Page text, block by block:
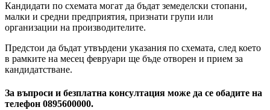
Кандидати по схемата могат да бъдат земеделски стопани,
малки и средни предприятия, признати групи или
организации на производителите.
Предстои да бъдат утвърдени указания по схемата, след което
в рамките на месец февруари ще бъде отворен и прием за
кандидатстване.
За въпроси и безплатна консултация може да се обадите на
телефон 0895600000.